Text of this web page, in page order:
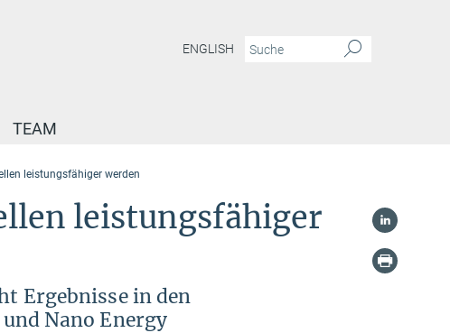
ENGLISH
TEAM
leistungsfähiger werden
leistungsfähiger
Ergebnisse in den
Nano Energy